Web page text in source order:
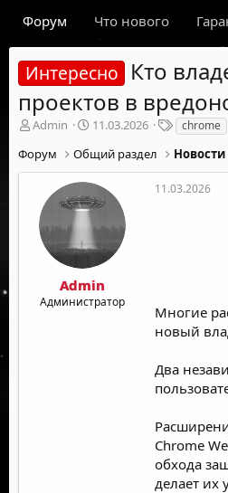
Форум Что нового
Интересно Кто
проектов в
А
т
о
м
Admin
Д
т
а
н
а
а
л
а
11.03.2026
Т
е
г
и
chrome
Форум Общий раздел Новости
Admin
Администратор
11.03.2026
Многие
новый
Два
Chrome
обхода
делает их